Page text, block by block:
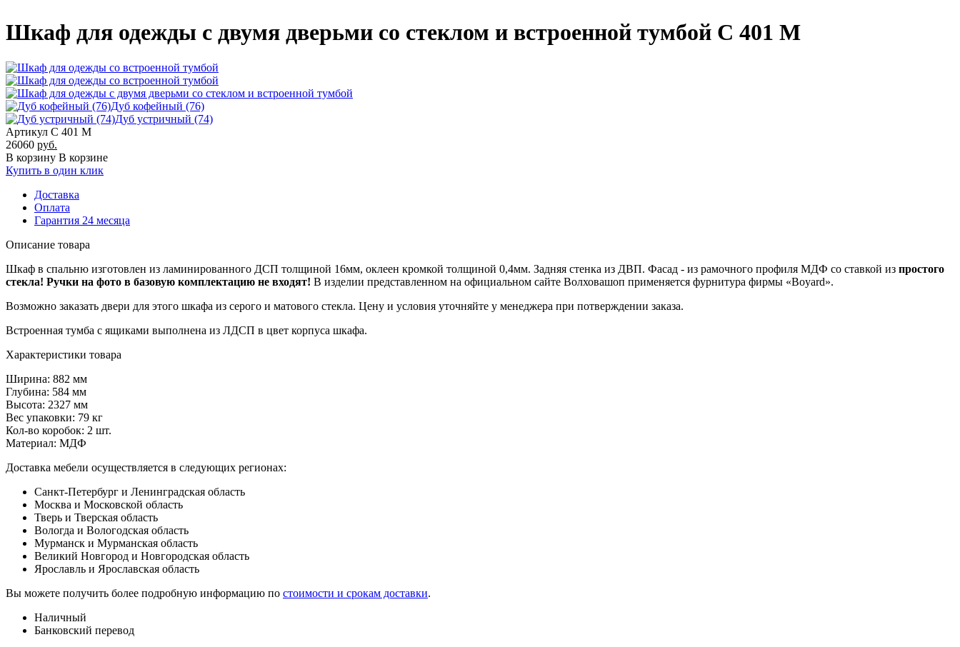
Шкаф для одежды с двумя дверьми со стеклом и встроенной тумбой С 401 М
Дуб кофейный (76)
Дуб устричный (74)
Артикул С 401 М
26060 руб.
В корзину В корзине
Купить в один клик
Доставка
Оплата
Гарантия 24 месяца
Описание товара
Шкаф в спальню изготовлен из ламинированного ДСП толщиной 16мм, оклеен кромкой толщиной 0,4мм. Задняя стенка из ДВП. Фасад - из рамочного профиля МДФ со ставкой из простого
стекла! Ручки на фото в базовую комплектацию не входят! В изделии представленном на официальном сайте Волховашоп применяется фурнитура фирмы «Boyard».
Возможно заказать двери для этого шкафа из серого и матового стекла. Цену и условия уточняйте у менеджера при потверждении заказа.
Встроенная тумба с ящиками выполнена из ЛДСП в цвет корпуса шкафа.
Характеристики товара
Ширина: 882 мм
Глубина: 584 мм
Высота: 2327 мм
Вес упаковки: 79 кг
Кол-во коробок: 2 шт.
Материал: МДФ
Доставка мебели осуществляется в следующих регионах:
Санкт-Петербург и Ленинградская область
Москва и Московской область
Тверь и Тверская область
Вологда и Вологодская область
Мурманск и Мурманская область
Великий Новгород и Новгородская область
Ярославль и Ярославская область
Вы можете получить более подробную информацию по стоимости и срокам доставки.
Наличный
Банковский перевод